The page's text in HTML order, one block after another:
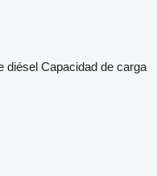
diésel Capacidad de carga